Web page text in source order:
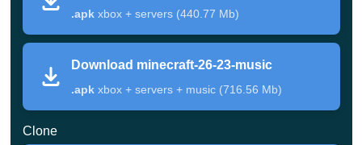
Vários crashes que podiam ocorrer durante o jogo
normal foram eliminados. Sessões longas, multiplayer
no Realms e mundos pesados agora rodam sem as
saídas repentinas que alguns jogadores relataram após
.apkxbox + servers (440.77 Mb)
Download minecraft-26-23-music
.apkxbox + servers + music (716.56 Mb)
Clone